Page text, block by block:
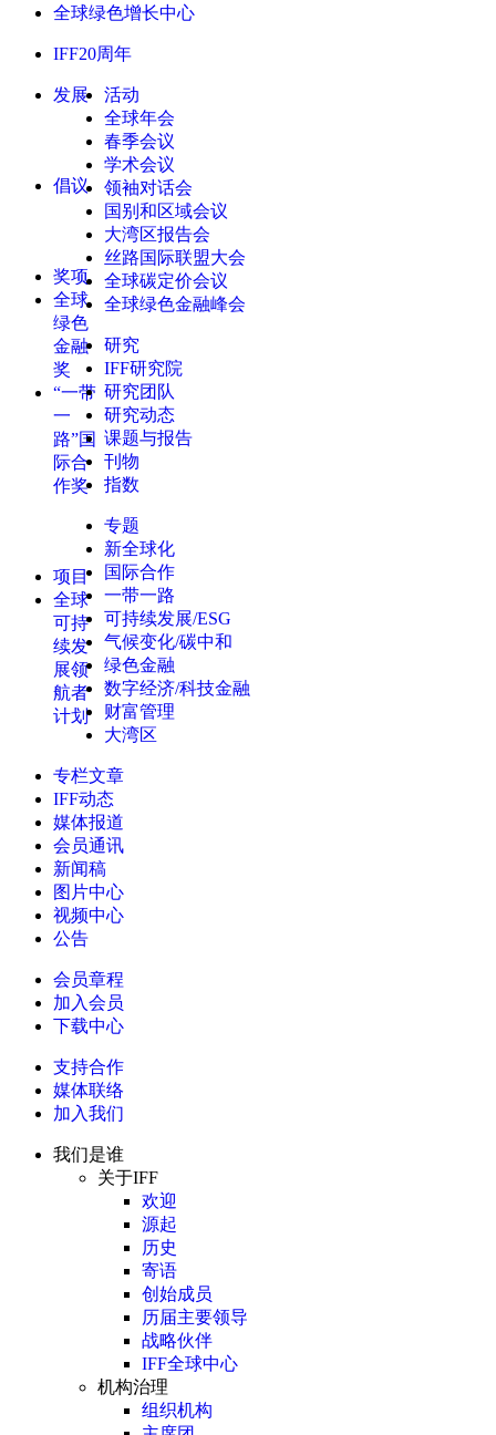
全球绿色增长中心
IFF20周年
发展
倡议
奖项
全球
绿色
金融
奖
“一带
一
路”国
际合
作奖
项目
全球
可持
续发
展领
航者
计划
活动
全球年会
春季会议
学术会议
领袖对话会
国别和区域会议
大湾区报告会
丝路国际联盟大会
全球碳定价会议
全球绿色金融峰会
研究
IFF研究院
研究团队
研究动态
课题与报告
刊物
指数
专题
新全球化
国际合作
一带一路
可持续发展/ESG
气候变化/碳中和
绿色金融
数字经济/科技金融
财富管理
大湾区
专栏文章
IFF动态
媒体报道
会员通讯
新闻稿
图片中心
视频中心
公告
会员章程
加入会员
下载中心
支持合作
媒体联络
加入我们
我们是谁
关于IFF
欢迎
源起
历史
寄语
创始成员
历届主要领导
战略伙伴
IFF全球中心
机构治理
组织机构